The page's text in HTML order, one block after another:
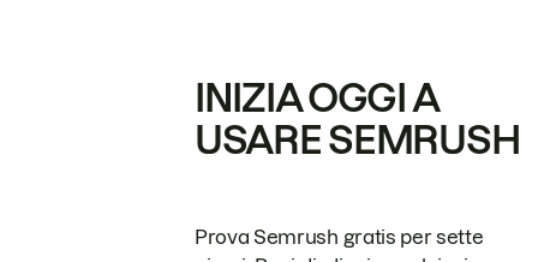
INIZIA OGGI A
USARE SEMRUSH
Prova Semrush gratis per sette